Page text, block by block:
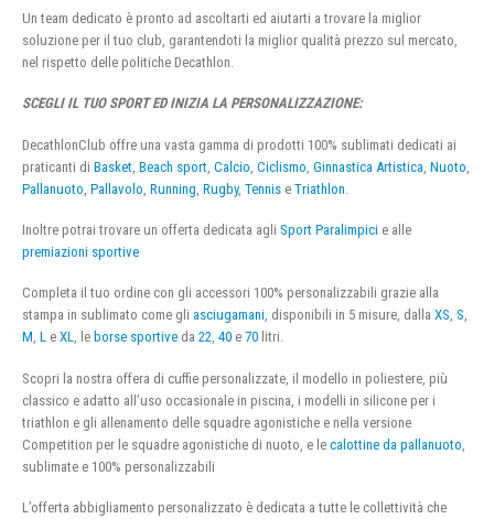
Un team dedicato è pronto ad ascoltarti ed aiutarti a trovare la miglior
soluzione per il tuo club, garantendoti la miglior qualità prezzo sul mercato,
nel rispetto delle politiche Decathlon.
SCEGLI IL TUO SPORT ED INIZIA LA PERSONALIZZAZIONE:
DecathlonClub offre una vasta gamma di prodotti 100% sublimati dedicati ai
praticanti di Basket Beach sport Calcio Ciclismo Ginnastica Artistica Nuoto
Pallanuoto Pallavolo Running Rugby, Tennis e Triathlon
Inoltre potrai trovare un offerta dedicata agli Sport Paralimpici e alle
premiazioni sportive
Completa il tuo ordine con gli accessori 100% personalizzabili grazie alla
stampa in sublimato come gli asciugamani, disponibili in 5 misure, dalla XS, S,
M, L e XL, le borse sportive da 22, 40 e 70 litri.
Scopri la nostra offera di cuffie personalizzate, il modello in poliestere, più
classico e adatto all’uso occasionale in piscina, i modelli in silicone per i
triathlon e gli allenamento delle squadre agonistiche e nella versione
Competition per le squadre agonistiche di nuoto, e le calottine da pallanuoto
sublimate e 100% personalizzabili
L’offerta abbigliamento personalizzato è dedicata a tutte le collettività che